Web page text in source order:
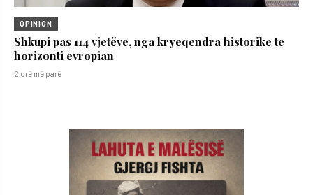
OPINION
Shkupi pas 114 vjetëve, nga kryeqendra historike te
horizonti evropian
2 orë më parë